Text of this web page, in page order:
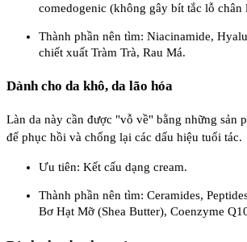
comedogenic (không gây bít tắc lỗ chân
Thành phần nên tìm: Niacinamide,
chiết xuất Tràm Trà, Rau Má.
Dành cho da khô, da lão hóa
Làn da này cần được "vỗ về" bằng những sản
để phục hồi và chống lại các dấu hiệu tuổi tác.
Ưu tiên: Kết cấu dạng cream.
Thành phần nên tìm: Ceramides,
Bơ Hạt Mỡ (Shea Butter), Coenzyme